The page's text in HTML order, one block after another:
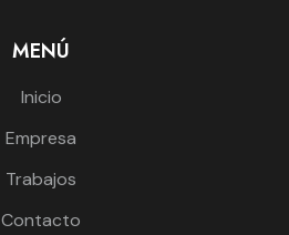
MENÚ
Inicio
Empresa
Trabajos
Contacto